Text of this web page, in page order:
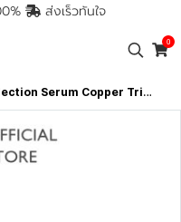
ส่งเร็วทันใจ
0
Tripeptide 3% (30ml) เซรั่มแก้ปัญหาหลุมสิว ผิวกระชับ รูขุมขนตื้นขึ้น